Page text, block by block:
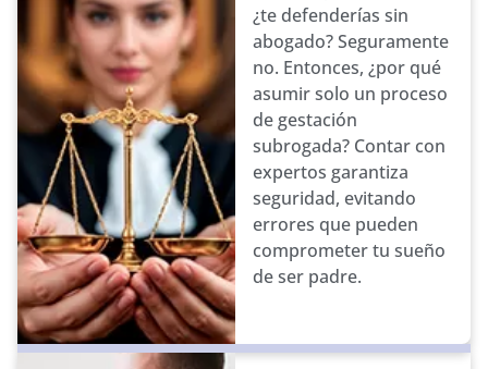
¿te defenderías sin
abogado? Seguramente
no. Entonces, ¿por qué
asumir solo un proceso
de gestación
subrogada? Contar con
expertos garantiza
seguridad, evitando
errores que pueden
comprometer tu sueño
de ser padre.